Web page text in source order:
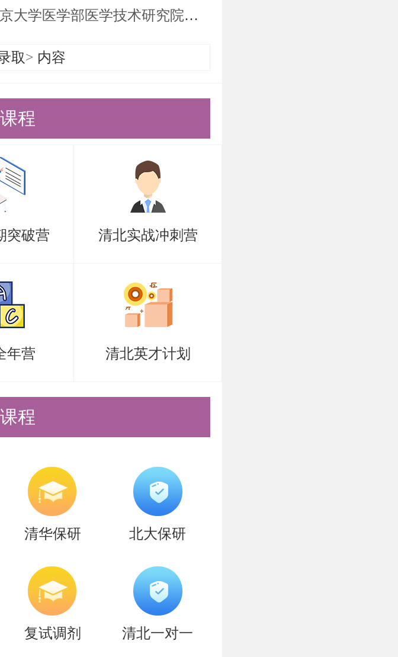
体考试内容由专业决定。
PPT汇报3分钟（包括个
、个人发展规划）；测试
专业和基础知识考查、能
品德等。复试专家组成员按
均分即为考生的面试分数，
究生招生考试面试考核成绩
60分为及格。
一个综合性很强的环节，既
生在初试复习的同时，有意
加从容。初试与复试，两者
有余。
、北大考研辅导，始终建议
因此，建议考生在准备初试
在盛世清北的“清北营”课
相关内容。我们不建议考生
，而应在初试阶段即同步推
医学技术研究院考研复试及录取名单解读
取> 内容
程
突破营 清北实战冲刺营
年营 清北英才计划
程
清华保研 北大保研
复试调剂 清北一对一